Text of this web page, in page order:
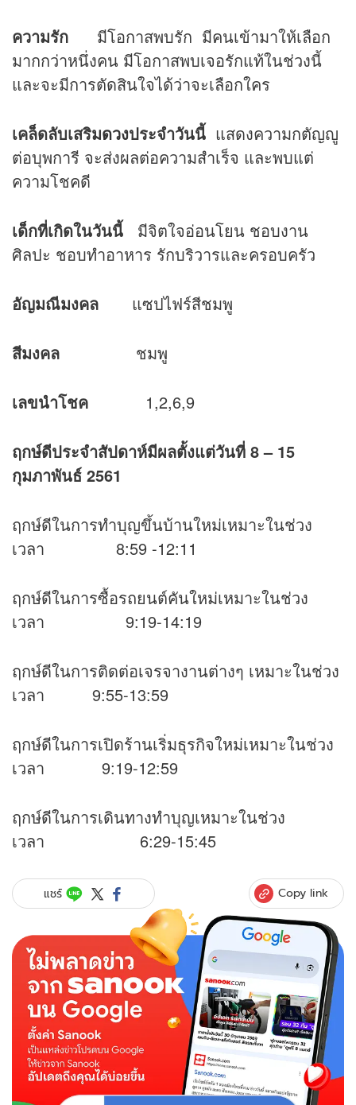
ความรัก มีโอกาสพบรัก มีคนเข้ามาให้เลือก
มากกว่าหนึ่งคน มีโอกาสพบเจอรักแท้ในช่วงนี้
และจะมีการตัดสินใจได้ว่าจะเลือกใคร
เคล็ดลับเสริมดวงประจำวันนี้ แสดงความกตัญญู
ต่อบุพการี จะส่งผลต่อความสำเร็จ และพบแต่
ความโชคดี
เด็กที่เกิดในวันนี้ มีจิตใจอ่อนโยน ชอบงาน
ศิลปะ ชอบทำอาหาร รักบริวารและครอบครัว
อัญมณีมงคล แซปไฟร์สีชมพู
สีมงคล ชมพู
เลขนำโชค 1,2,6,9
ฤกษ์ดีประจำสัปดาห์มีผลตั้งแต่วันที่ 8 – 15
กุมภาพันธ์ 2561
ฤกษ์ดีในการทำบุญขึ้นบ้านใหม่เหมาะในช่วง
เวลา 8:59 -12:11
ฤกษ์ดีในการซื้อรถยนต์คันใหม่เหมาะในช่วง
เวลา 9:19-14:19
ฤกษ์ดีในการติดต่อเจรจางานต่างๆ เหมาะในช่วง
เวลา 9:55-13:59
ฤกษ์ดีในการเปิดร้านเริ่มธุรกิจใหม่เหมาะในช่วง
เวลา 9:19-12:59
ฤกษ์ดีในการเดินทางทำบุญเหมาะในช่วง
เวลา 6:29-15:45
แชร์ Copy link